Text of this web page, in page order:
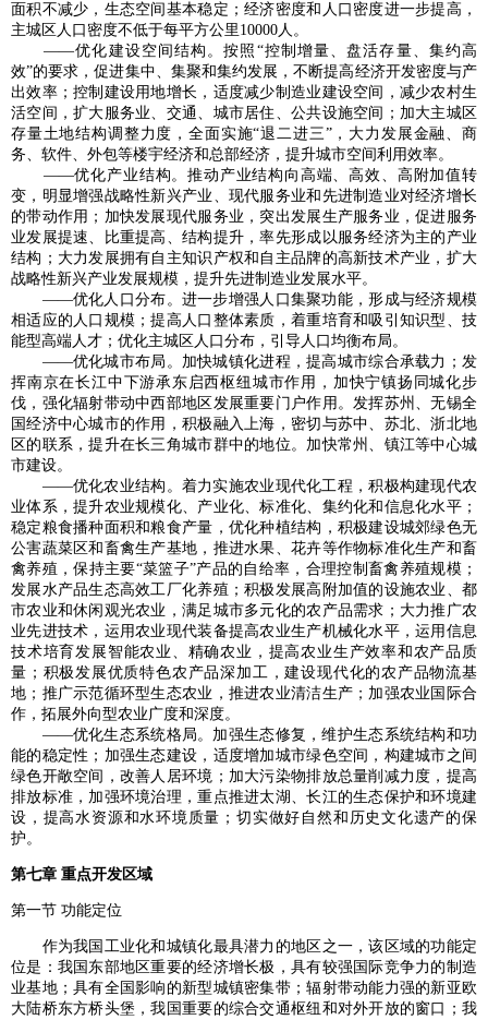
面积不减少，生态空间基本稳定；经济密度和人口密度进一步提高，
主城区人口密度不低于每平方公里10000人。
——优化建设空间结构。按照“控制增量、盘活存量、集约高
效”的要求，促进集中、集聚和集约发展，不断提高经济开发密度与产
出效率；控制建设用地增长，适度减少制造业建设空间，减少农村生
活空间，扩大服务业、交通、城市居住、公共设施空间；加大主城区
存量土地结构调整力度，全面实施“退二进三”，大力发展金融、商
务、软件、外包等楼宇经济和总部经济，提升城市空间利用效率。
——优化产业结构。推动产业结构向高端、高效、高附加值转
变，明显增强战略性新兴产业、现代服务业和先进制造业对经济增长
的带动作用；加快发展现代服务业，突出发展生产服务业，促进服务
业发展提速、比重提高、结构提升，率先形成以服务经济为主的产业
结构；大力发展拥有自主知识产权和自主品牌的高新技术产业，扩大
战略性新兴产业发展规模，提升先进制造业发展水平。
——优化人口分布。进一步增强人口集聚功能，形成与经济规模
相适应的人口规模；提高人口整体素质，着重培育和吸引知识型、技
能型高端人才；优化主城区人口分布，引导人口均衡布局。
——优化城市布局。加快城镇化进程，提高城市综合承载力；发
挥南京在长江中下游承东启西枢纽城市作用，加快宁镇扬同城化步
伐，强化辐射带动中西部地区发展重要门户作用。发挥苏州、无锡全
国经济中心城市的作用，积极融入上海，密切与苏中、苏北、浙北地
区的联系，提升在长三角城市群中的地位。加快常州、镇江等中心城
市建设。
——优化农业结构。着力实施农业现代化工程，积极构建现代农
业体系，提升农业规模化、产业化、标准化、集约化和信息化水平；
稳定粮食播种面积和粮食产量，优化种植结构，积极建设城郊绿色无
公害蔬菜区和畜禽生产基地，推进水果、花卉等作物标准化生产和畜
禽养殖，保持主要“菜篮子”产品的自给率，合理控制畜禽养殖规模；
发展水产品生态高效工厂化养殖；积极发展高附加值的设施农业、都
市农业和休闲观光农业，满足城市多元化的农产品需求；大力推广农
业先进技术，运用农业现代装备提高农业生产机械化水平，运用信息
技术培育发展智能农业、精确农业，提高农业生产效率和农产品质
量；积极发展优质特色农产品深加工，建设现代化的农产品物流基
地；推广示范循环型生态农业，推进农业清洁生产；加强农业国际合
作，拓展外向型农业广度和深度。
——优化生态系统格局。加强生态修复，维护生态系统结构和功
能的稳定性；加强生态建设，适度增加城市绿色空间，构建城市之间
绿色开敞空间，改善人居环境；加大污染物排放总量削减力度，提高
排放标准，加强环境治理，重点推进太湖、长江的生态保护和环境建
设，提高水资源和水环境质量；切实做好自然和历史文化遗产的保
护。
第七章 重点开发区域
第一节 功能定位
作为我国工业化和城镇化最具潜力的地区之一，该区域的功能定
位是：我国东部地区重要的经济增长极，具有较强国际竞争力的制造
业基地；具有全国影响的新型城镇密集带；辐射带动能力强的新亚欧
大陆桥东方桥头堡，我国重要的综合交通枢纽和对外开放的窗口；我